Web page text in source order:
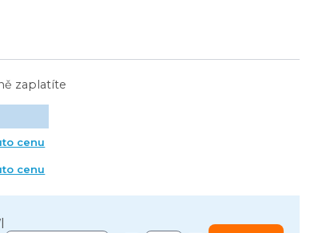
zaplatíte
cenu
cenu